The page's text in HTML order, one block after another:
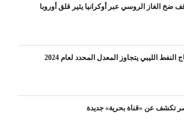
ضخ الغاز الروسي عبر أوكرانيا يثير قلق أوروبا
النفط الليبي يتجاوز المعدل المحدد لعام 2024
تكشف عن «قناة بحرية» جديدة